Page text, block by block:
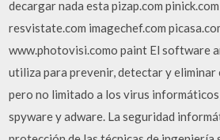
decargar nada esta pizap.com
resvistate.com imagechef.com
www.photovisi.como paint El software
utiliza para prevenir, detectar y eliminar
pero no limitado a los virus
spyware y adware. La seguridad